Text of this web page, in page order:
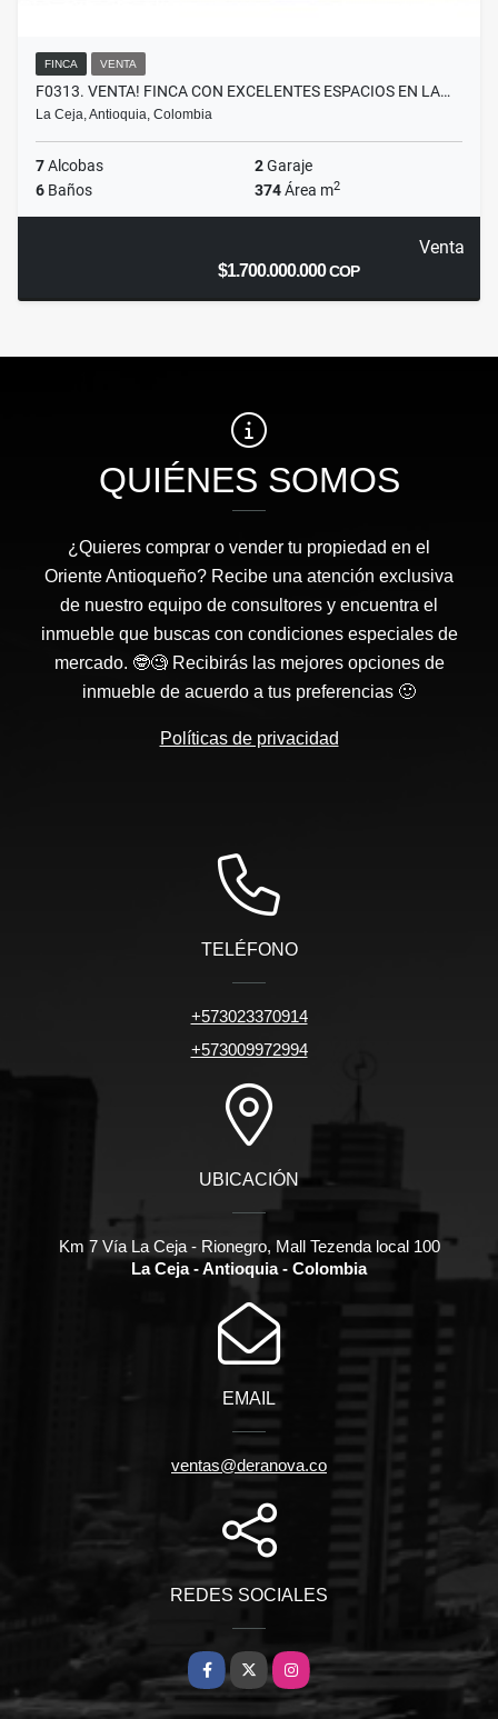
FINCA VENTA
F0313. VENTA! FINCA CON EXCELENTES ESPACIOS EN LA…
La Ceja, Antioquia, Colombia
7Alcobas 2Garaje
6 Baños 374Área m2
Venta
$1.700.000.000COP
QUIÉNES SOMOS
¿Quieres comprar o vender tu propiedad en el
Oriente Antioqueño? Recibe una atención exclusiva
de nuestro equipo de consultores y encuentra el
inmueble que buscas con condiciones especiales de
mercado. 🤓🧐 Recibirás las mejores opciones de
inmueble de acuerdo a tus preferencias 🙂
Políticas de privacidad
TELÉFONO
+573023370914
+573009972994
UBICACIÓN
Km 7 Vía La Ceja - Rionegro, Mall Tezenda local 100
La Ceja - Antioquia - Colombia
EMAIL
ventas@deranova.co
REDES SOCIALES
Facebook
X Instagram